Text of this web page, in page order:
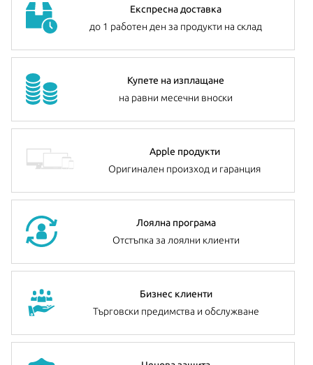
Експресна доставка
до 1 работен ден за продукти на склад
Купете на изплащане
на равни месечни вноски
Apple продукти
Оригинален произход и гаранция
Лоялна програма
Отстъпка за лоялни клиенти
Бизнес клиенти
Търговски предимства и обслужване